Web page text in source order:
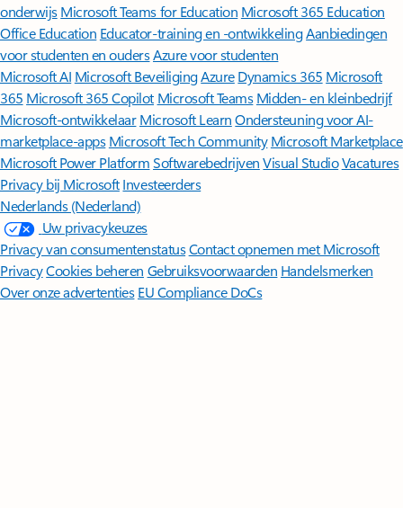
onderwijs Microsoft Teams for Education Microsoft 365 Education
Office Education Educator-training en -ontwikkelingAanbiedingen
voor studenten en oudersAzure voor studenten
Microsoft AI Microsoft BeveiligingAzureDynamics 365 Microsoft
365 Microsoft 365 Copilot Microsoft Teams Midden- en kleinbedrijf
Microsoft-ontwikkelaar Microsoft Learn Ondersteuning voor AI-
marketplace-apps Microsoft Tech Community Microsoft Marketplace
Microsoft Power PlatformSoftwarebedrijven Visual StudioVacatures
Privacy bij MicrosoftInvesteerders
Nederlands (Nederland)
Uw privacykeuzes
Privacy van consumentenstatusContact opnemen met Microsoft
PrivacyCookies beheren Gebruiksvoorwaarden Handelsmerken
Over onze advertenties EU Compliance DoCs